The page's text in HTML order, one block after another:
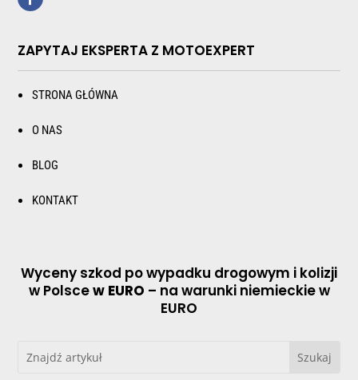
ZAPYTAJ EKSPERTA Z MOTOEXPERT
STRONA GŁÓWNA
O NAS
BLOG
KONTAKT
Wyceny szkod po wypadku drogowym i kolizji
w Polscew EURO – na warunki niemieckie w
EURO